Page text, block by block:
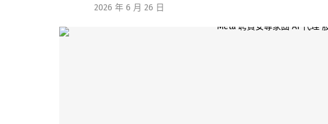
2026 年 6 月 26 日